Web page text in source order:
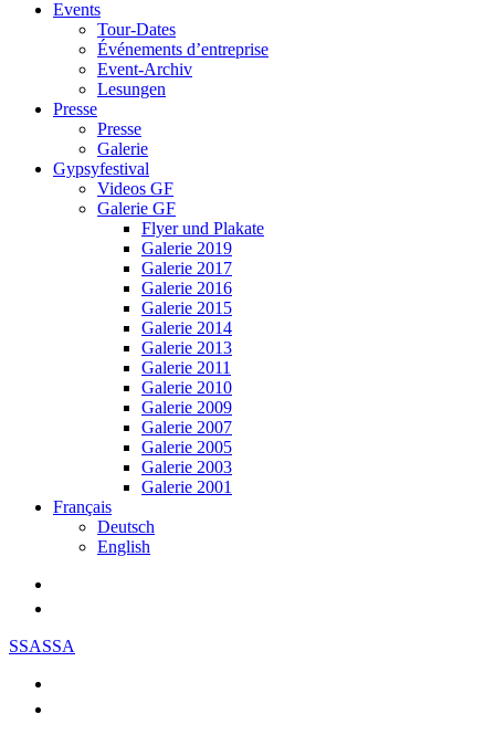
Events
Tour-Dates
Événements d’entreprise
Event-Archiv
Lesungen
Presse
Presse
Galerie
Gypsyfestival
Videos GF
Galerie GF
Flyer und Plakate
Galerie 2019
Galerie 2017
Galerie 2016
Galerie 2015
Galerie 2014
Galerie 2013
Galerie 2011
Galerie 2010
Galerie 2009
Galerie 2007
Galerie 2005
Galerie 2003
Galerie 2001
Français
Deutsch
English
SSASSA